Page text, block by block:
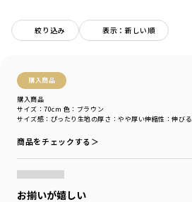
絞り込み 表示：新しい順
購入商品
購入商品
サイズ感 ：ぴったり 生地の厚さ ：やや厚い伸縮性 ：伸びる
サイズ：70cm 色：ブラウン
商品をチェックする＞
お揃いが嬉しい
チェック部分はレーヨン混の素材を使用しており
キッズとベビー、男の子と女の子の
おそろい/リンクコーデが楽しめるデザインに
なっています。
関連商品は以下品番となります。
01-4439-307 【おそろい】チェック柄カバー
11-4408-379 【おそろい】チェック柄長袖シ